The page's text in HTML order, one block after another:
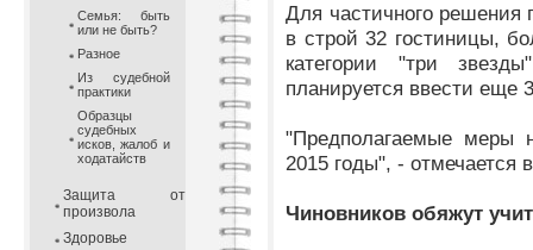
Семья: быть
или не быть?
Разное
Из судебной
практики
Образцы
судебных
исков, жалоб и
ходатайств
Защита от
произвола
Здоровье
Для частичного решения
в строй 32 гостиницы,
категории "три
планируется ввести еще
"Предполагаемые меры
2015 годы", - отмечается
Чиновников обяжут